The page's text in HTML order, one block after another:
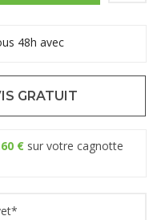
48h avec
GRATUIT
€ sur votre cagnotte